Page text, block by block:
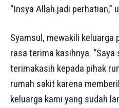
“Insya Allah jadi perhatian,”
Syamsul, mewakili keluarga
rasa terima kasihnya.
terimakasih kepada pihak
rumah sakit karena
keluarga kami yang sudah